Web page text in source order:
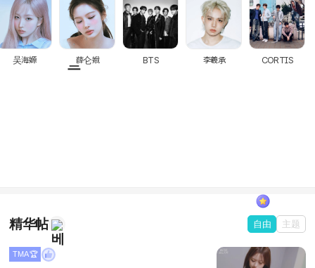
吴海嫄 薛仑娥 BTS 李羲承 CORTIS
精华帖 自由 主题
TMA 🏆